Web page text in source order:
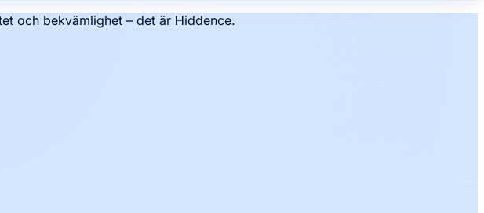
och bekvämlighet – det är Hiddence.